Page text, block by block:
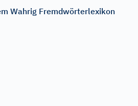
Wahrig Fremdwörterlexikon